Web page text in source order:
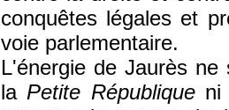
conquêtes légales et
voie parlementaire.
L'énergie de Jaurèsne
la Petite République ni